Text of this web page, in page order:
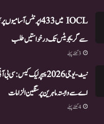
سے گریجویٹس تک درخواستیں طلب
3 گھنٹے پہلے
نیٹ-یو جی 2026 پیپر لیک
اے سے وابستہ ماہرین پر سنگین الزامات
4 گھنٹے پہلے